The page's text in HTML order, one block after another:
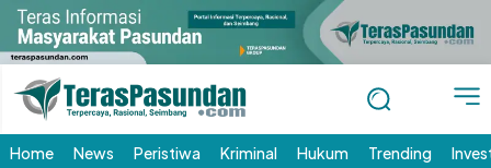
Home News Peristiwa Kriminal Hukum Trending